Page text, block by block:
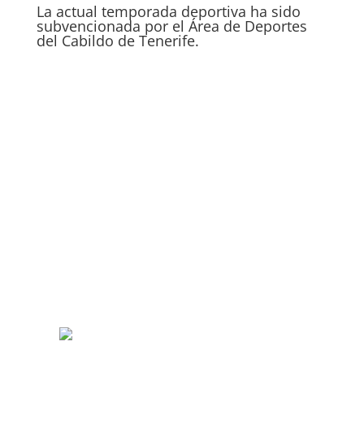
La actual temporada deportiva ha sido
subvencionada por el Área de Deportes
del Cabildo de Tenerife.